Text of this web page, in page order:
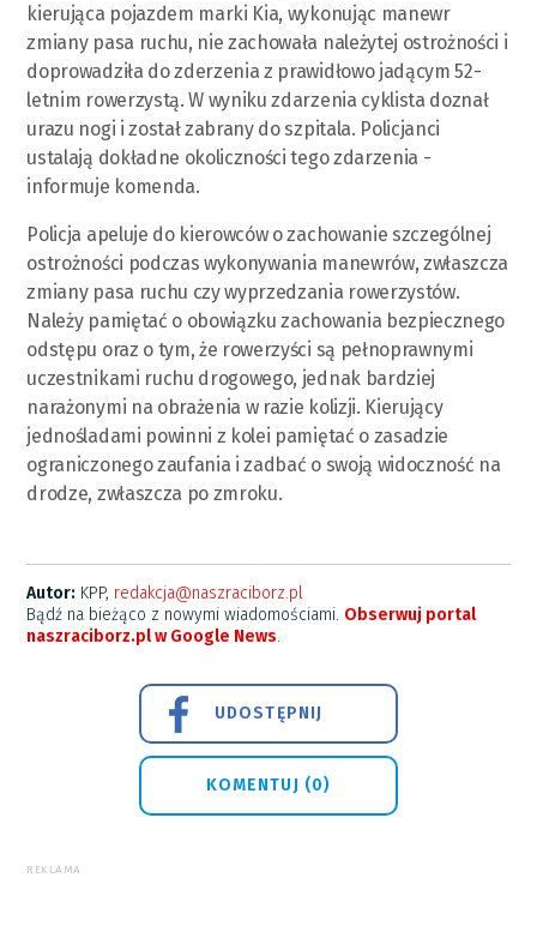
kierująca pojazdem marki Kia, wykonując manewr
zmiany pasa ruchu, nie zachowała należytej ostrożności i
doprowadziła do zderzenia z prawidłowo jadącym 52-
letnim rowerzystą. W wyniku zdarzenia cyklista doznał
urazu nogi i został zabrany do szpitala. Policjanci
ustalają dokładne okoliczności tego zdarzenia -
informuje komenda.
Policja apeluje do kierowców o zachowanie szczególnej
ostrożności podczas wykonywania manewrów, zwłaszcza
zmiany pasa ruchu czy wyprzedzania rowerzystów.
Należy pamiętać o obowiązku zachowania bezpiecznego
odstępu oraz o tym, że rowerzyści są pełnoprawnymi
uczestnikami ruchu drogowego, jednak bardziej
narażonymi na obrażenia w razie kolizji. Kierujący
jednośladami powinni z kolei pamiętać o zasadzie
ograniczonego zaufania i zadbać o swoją widoczność na
drodze, zwłaszcza po zmroku.
Autor: KPP, redakcja@naszraciborz.pl
Bądź na bieżąco z nowymi wiadomościami. Obserwuj portal
naszraciborz.pl w Google News.
UDOSTĘPNIJ
KOMENTUJ (0)
REKLAMA